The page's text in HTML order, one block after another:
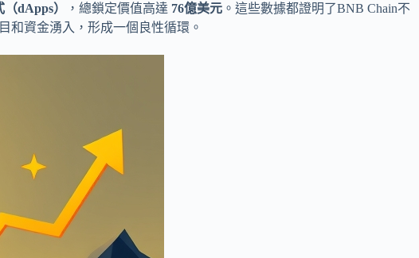
dApps） ，總鎖定價值高達 76億美元 。這些數據都證明了BNB Chain不
和資金湧入，形成一個良性循環。